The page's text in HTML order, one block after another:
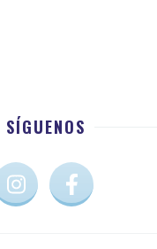
SÍGUENOS